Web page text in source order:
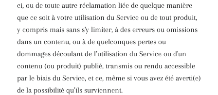
ci, ou de toute autre réclamation liée de quelque manière
que ce soit à votre utilisation du Service ou de tout produit,
y compris mais sans s'y limiter, à des erreurs ou omissions
dans un contenu, ou à de quelconques pertes ou
dommages découlant de l’utilisation du Service ou d'un
contenu (ou produit) publié, transmis ou rendu accessible
par le biais du Service, et ce, même si vous avez été averti(e)
de la possibilité qu’ils surviennent.